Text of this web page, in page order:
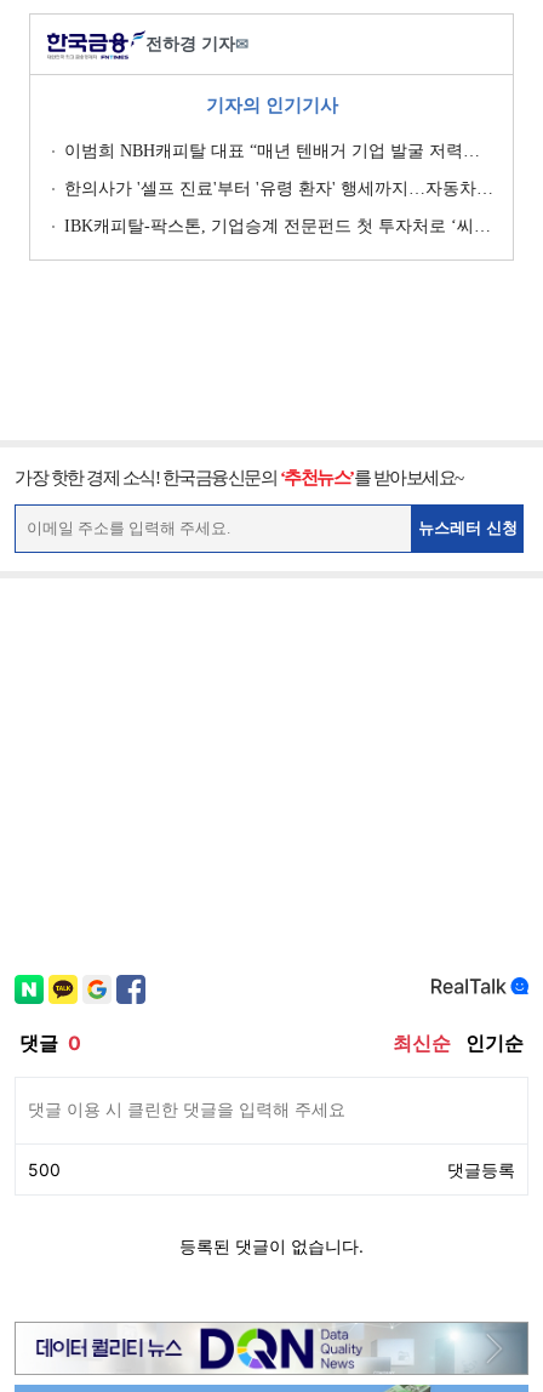
전하경 기자✉
기자의 인기기사
이범희 NBH캐피탈 대표 “매년 텐배거 기업 발굴 저력…올해 ROE 20% 목표”
한의사가 '셀프 진료'부터 '유령 환자' 행세까지…자동차보험 악용 심각 [경상환자 8주룰 도입 초읽기]
IBK캐피탈-팍스톤, 기업승계 전문펀드 첫 투자처로 ‘씨엠디기술단’ 낙점 [캐피탈사 돋보기]
가장 핫한 경제 소식! 한국금융신문의 ‘추천뉴스’를 받아보세요~
뉴스레터 신청